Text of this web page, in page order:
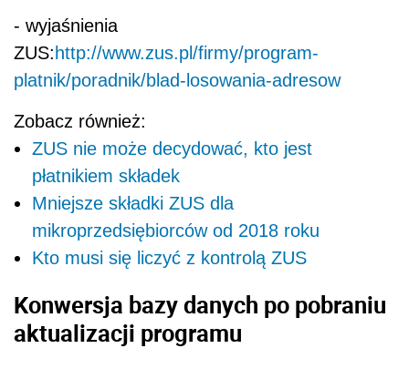
- wyjaśnienia
ZUS:http://www.zus.pl/firmy/program-
platnik/poradnik/blad-losowania-adresow
Zobacz również:
ZUS nie może decydować, kto jest
płatnikiem składek
Mniejsze składki ZUS dla
mikroprzedsiębiorców od 2018 roku
Kto musi się liczyć z kontrolą ZUS
Konwersja bazy danych po pobraniu
aktualizacji programu